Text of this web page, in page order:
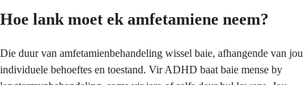
Hoe lank moet ek amfetamiene neem?
Die duur van amfetamienbehandeling wissel baie, afhangende van jou
individuele behoeftes en toestand. Vir ADHD baat baie mense by